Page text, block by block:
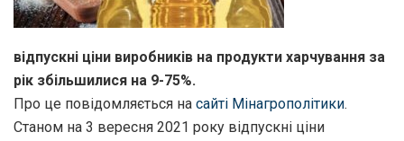
відпускні ціни виробників на продукти харчування за
рік збільшилися на 9-75%.
Про це повідомляється на сайті Мінагрополітики.
Станом на 3 вересня 2021 року відпускні ціни